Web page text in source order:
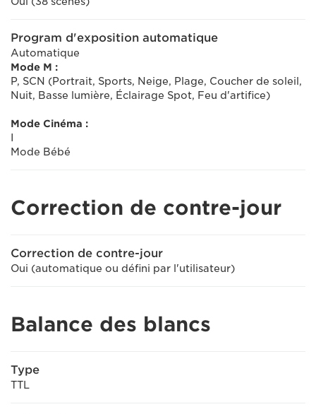
Program d'exposition automatique
Automatique
Mode M :
P, SCN (Portrait, Sports, Neige, Plage, Coucher de soleil,
Nuit, Basse lumière, Éclairage Spot, Feu d'artifice)
Mode Cinéma :
Mode Bébé
Correction de contre-jour
Correction de contre-jour
Oui (automatique ou défini par l'utilisateur)
Balance des blancs
Type
TTL